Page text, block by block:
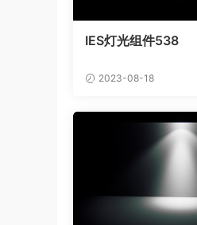
IES灯光组件538
2023-08-18